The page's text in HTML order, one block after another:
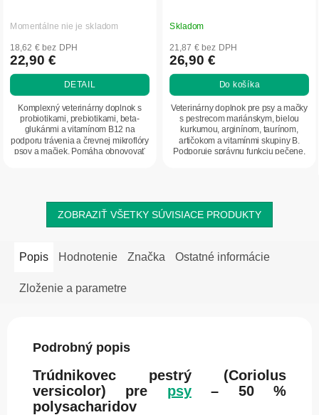
Momentálne nie je skladom
18,62 € bez DPH
22,90 €
DETAIL
Komplexný veterinárny doplnok s
probiotikami, prebiotikami, beta-
glukánmi a vitamínom B12 na
podporu trávenia a črevnej mikroflóry
psov a mačiek. Pomáha obnovovať
Skladom
21,87 € bez DPH
26,90 €
Do košíka
Veterinárny doplnok pre psy a mačky
s pestrecom mariánskym, bielou
kurkumou, arginínom, taurínom,
artičokom a vitamínmi skupiny B.
Podporuje správnu funkciu pečene,
ZOBRAZIŤ VŠETKY SÚVISIACE PRODUKTY
Popis Hodnotenie Značka Ostatné informácie
Zloženie a parametre
Podrobný popis
Trúdnikovec pestrý (Coriolus
versicolor) pre psy– 50 %
polysacharidov